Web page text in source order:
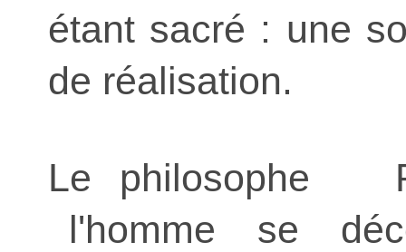
étant sacré : une
de réalisation.
Le philosophe
l'homme se